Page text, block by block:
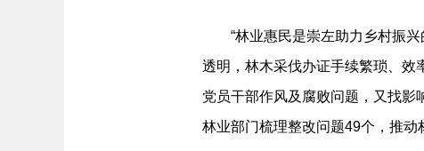
“林业惠民是崇左助力乡村振兴
透明，林木采伐办证手续繁琐、效
党员干部作风及腐败问题，又找
林业部门梳理整改问题49个，推动